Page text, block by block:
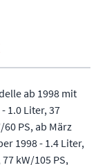
ab 1998 mit
1.0 Liter, 37
60 PS, ab März
1998 - 1.4 Liter,
kW/105 PS,